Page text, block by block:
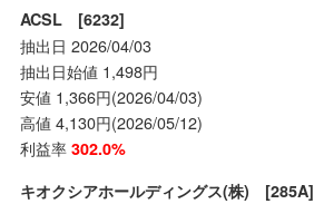
ACSL [6232]
抽出日 2026/04/03
抽出日始値 1,498円
安値 1,366円(2026/04/03)
高値 4,130円(2026/05/12)
利益率 302.0%
キオクシアホールディングス(株) [285A]